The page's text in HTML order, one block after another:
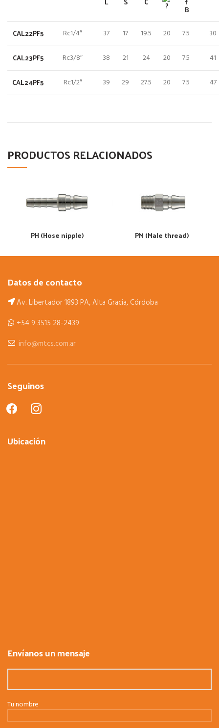
B
CAL22PF5
Rc1/4″ 37 17 19.5 20 7.5 30
CAL23PF5 Rc3/8″ 38 21 24 20 7.5 41
CAL24PF5 Rc1/2″ 39 29 27.5 20 7.5 47
PRODUCTOS RELACIONADOS
PH (Hose nipple) PM (Male thread)
Datos de contacto
Av. Libertador 1893 PA, Alta Gracia, Córdoba
+54 9 3515 28-2439
info@mtcs.com.ar
Seguinos
facebookinstagram
Ubicación
Envíanos un mensaje
Tu nombre